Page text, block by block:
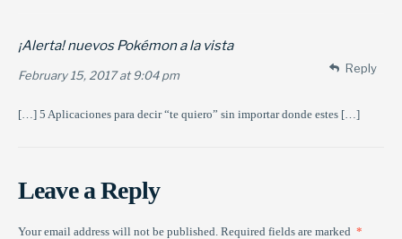
¡Alerta! nuevos Pokémon a la vista
February 15, 2017 at 9:04 pm
[…] 5 Aplicaciones para decir “te quiero” sin importar donde estes […]
Reply
Leave a Reply
Your email address will not be published. Required fields are marked *